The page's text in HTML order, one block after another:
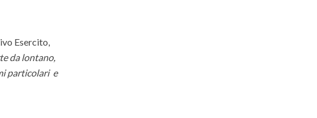
Esercito,
da lontano,
particolari e